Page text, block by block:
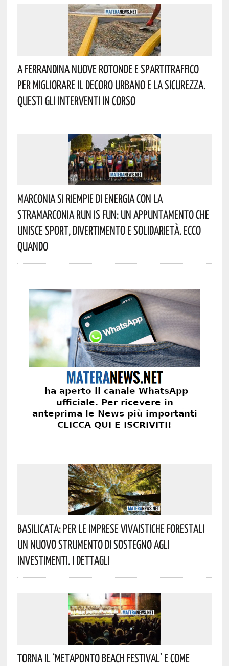
A Ferrandina Nuove Rotonde E Spartitraffico
Per Migliorare Il Decoro Urbano E La Sicurezza.
Questi Gli Interventi In Corso
Marconia Si Riempie Di Energia Con La
StraMarconia Run Is Fun: Un Appuntamento Che
Unisce Sport, Divertimento E Solidarietà. Ecco
Quando
Basilicata: Per Le Imprese Vivaistiche Forestali
Un Nuovo Strumento Di Sostegno Agli
Investimenti. I Dettagli
Torna Il ‘Metaponto Beach Festival’ E Come